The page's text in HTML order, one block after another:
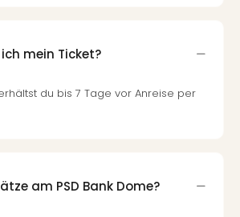
mein Ticket?
du bis 7 Tage vor Anreise per
am PSD Bank Dome?